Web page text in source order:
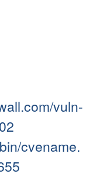
vuln-
cvename.